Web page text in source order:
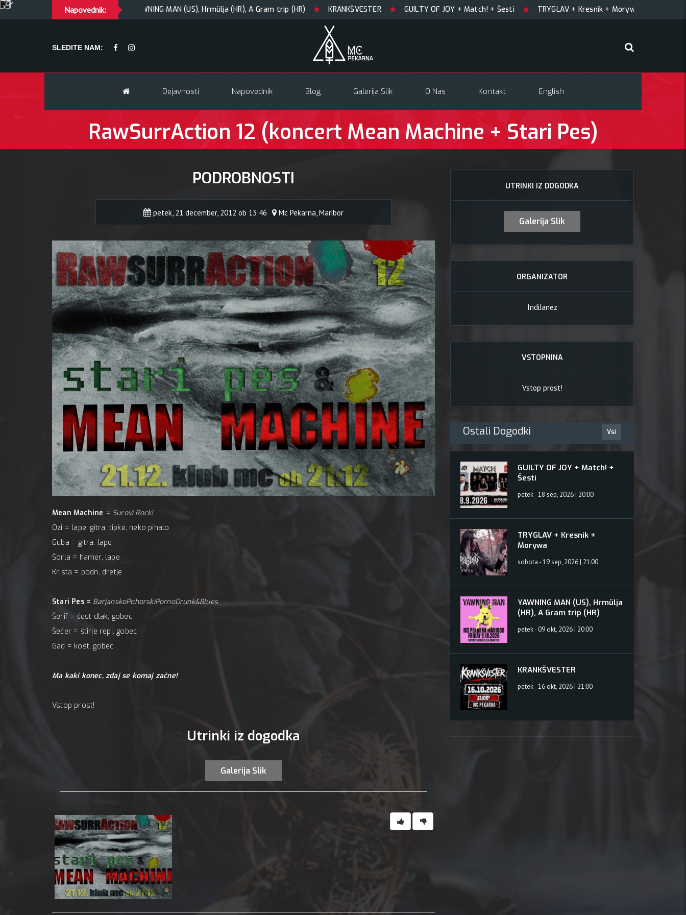
Napovednik:
+ Kresnik + Morywa YAWNING MAN (US), Hrmülja (HR), A Gram trip (HR) KRANKŠVESTER GUILTY OF JOY + Match! + Šesti TRYGLAV + Kresnik + Morywa
SLEDITE NAM:
Dejavnosti Napovednik Blog Galerija Slik O Nas Kontakt English
RawSurrAction 12 (koncert Mean Machine + Stari Pes)
PODROBNOSTI
petek, 21 december, 2012 ob 13:46 Mc Pekarna, Maribor
21 december,
Mc Pekarna,
Mean Machine = Surovi Rock!
Ozi = lape, gitra, tipke, neko pihalo
Guba = gitra, lape
Šorla = hamer, lape
Krista = podn, dretje
Stari Pes = BarjanskoPohorskiPornoDrunk&Blues
Šerif = šest dlak, gobec
Šećer = štirje repi, gobec
Gad = kost, gobec
Ma kaki konec, zdaj se komaj začne!
Vstop prost!
Utrinki iz dogodka
Galerija Slik
UTRINKI IZ DOGODKA
Galerija Slik
ORGANIZATOR
IndiJanez
VSTOPNINA
Vstop prost!
Ostali Dogodki Vsi
GUILTY OF JOY + Match! +
Šesti
petek - 18 sep, 2026 | 20:00
TRYGLAV + Kresnik +
Morywa
sobota - 19 sep, 2026 | 21:00
YAWNING MAN (US), Hrmülja
(HR), A Gram trip (HR)
petek - 09 okt, 2026 | 20:00
KRANKŠVESTER
petek - 16 okt, 2026 | 21:00